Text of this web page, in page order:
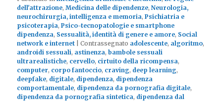
dell'attrazione,Medicina delle dipendenze,Neurologia,
neurochirurgia, intelligenza e memoria,Psichiatria e
psicoterapia,Psico-tecnopatologie e smartphone
dipendenza, Sessualità, identità di genere e amore, Social
network e internet
|Contrassegnato adolescente, algoritmo,
androidi sessuali, astinenza,bambole sessuali
ultrarealistiche, cervello, cirtuito della ricompensa,
computer, corpo fantoccio, craving, deep learning,
deepfake, digitale, dipendenza, dipendenza
comportamentale, dipendenza da pornografia digitale,
dipendenza da pornografia sintetica, dipendenza dal